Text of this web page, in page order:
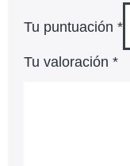
Tu puntuación *
Tu valoración *